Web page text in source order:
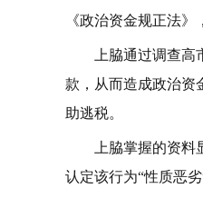
《政治资金规正法
上脇通过调查
款，从而造成政治资
助逃税。
上脇掌握的资
认定该行为“性质恶劣